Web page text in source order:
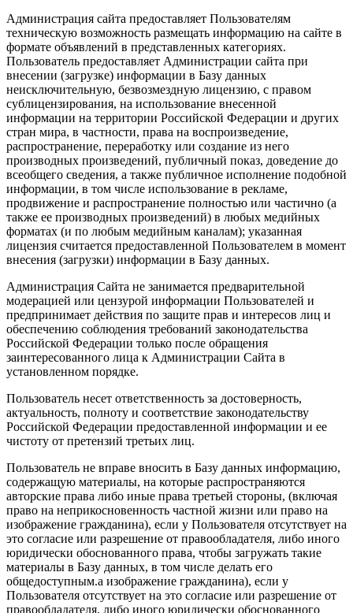
Администрация сайта предоставляет Пользователям
техническую возможность размещать информацию на сайте в
формате объявлений в представленных категориях.
Пользователь предоставляет Администрации сайта при
внесении (загрузке) информации в Базу данных
неисключительную, безвозмездную лицензию, с правом
сублицензирования, на использование внесенной
информации на территории Российской Федерации и других
стран мира, в частности, права на воспроизведение,
распространение, переработку или создание из него
производных произведений, публичный показ, доведение до
всеобщего сведения, а также публичное исполнение подобной
информации, в том числе использование в рекламе,
продвижение и распространение полностью или частично (а
также ее производных произведений) в любых медийных
форматах (и по любым медийным каналам); указанная
лицензия считается предоставленной Пользователем в момент
внесения (загрузки) информации в Базу данных.
Администрация Сайта не занимается предварительной
модерацией или цензурой информации Пользователей и
предпринимает действия по защите прав и интересов лиц и
обеспечению соблюдения требований законодательства
Российской Федерации только после обращения
заинтересованного лица к Администрации Сайта в
установленном порядке.
Пользователь несет ответственность за достоверность,
актуальность, полноту и соответствие законодательству
Российской Федерации предоставленной информации и ее
чистоту от претензий третьих лиц.
Пользователь не вправе вносить в Базу данных информацию,
содержащую материалы, на которые распространяются
авторские права либо иные права третьей стороны, (включая
право на неприкосновенность частной жизни или право на
изображение гражданина), если у Пользователя отсутствует на
это согласие или разрешение от правообладателя, либо иного
юридически обоснованного права, чтобы загружать такие
материалы в Базу данных, в том числе делать его
общедоступным.а изображение гражданина), если у
Пользователя отсутствует на это согласие или разрешение от
правообладателя, либо иного юридически обоснованного